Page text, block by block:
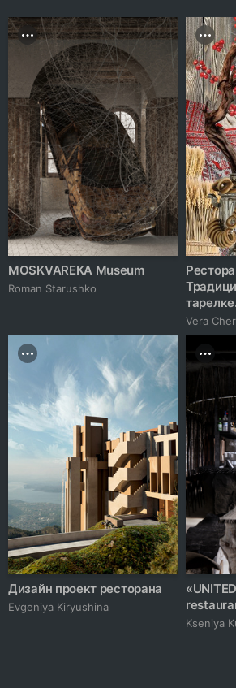
MOSKVAREKA Museum
Roman Starushko
тарелке.
Vera
Дизайн проект ресторана
Evgeniya Kiryushina
Kseniya